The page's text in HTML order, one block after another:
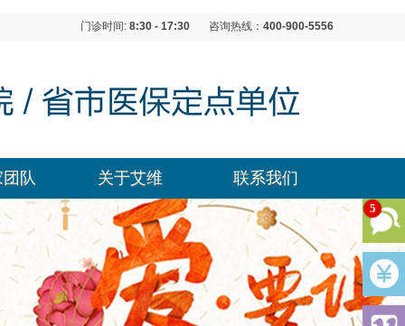
5
门诊时间: 8:30 - 17:30 咨询热线： 400-900-5556
队 关于艾维 联系我们